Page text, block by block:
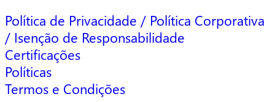
Política de Privacidade / Política Corporativa
/ Isenção de Responsabilidade
Certificações
Políticas
Termos e Condições